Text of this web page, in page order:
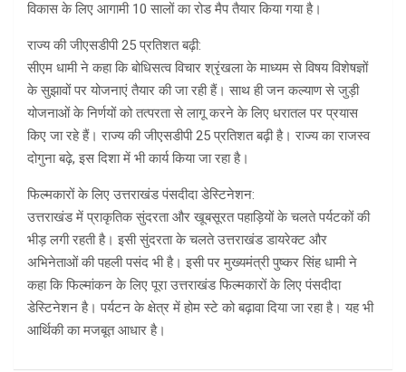
विकास के लिए आगामी 10 सालों का रोड मैप तैयार किया गया है।
राज्य की जीएसडीपी 25 प्रतिशत बढ़ी:
सीएम धामी ने कहा कि बोधिसत्व विचार श्रृंखला के माध्यम से विषय विशेषज्ञों
के सुझावों पर योजनाएं तैयार की जा रही हैं। साथ ही जन कल्याण से जुड़ी
योजनाओं के निर्णयों को तत्परता से लागू करने के लिए धरातल पर प्रयास
किए जा रहे हैं। राज्य की जीएसडीपी 25 प्रतिशत बढ़ी है। राज्य का राजस्व
दोगुना बढ़े, इस दिशा में भी कार्य किया जा रहा है।
फिल्मकारों के लिए उत्तराखंड पंसदीदा डेस्टिनेशन:
उत्तराखंड में प्राकृतिक सुंदरता और खूबसूरत पहाड़ियों के चलते पर्यटकों की
भीड़ लगी रहती है। इसी सुंदरता के चलते उत्तराखंड डायरेक्ट और
अभिनेताओं की पहली पसंद भी है। इसी पर मुख्यमंत्री पुष्कर सिंह धामी ने
कहा कि फिल्मांकन के लिए पूरा उत्तराखंड फिल्मकारों के लिए पंसदीदा
डेस्टिनेशन है। पर्यटन के क्षेत्र में होम स्टे को बढ़ावा दिया जा रहा है। यह भी
आर्थिकी का मजबूत आधार है।